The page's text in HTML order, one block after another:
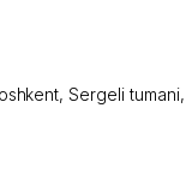
,Sergeli tumani,